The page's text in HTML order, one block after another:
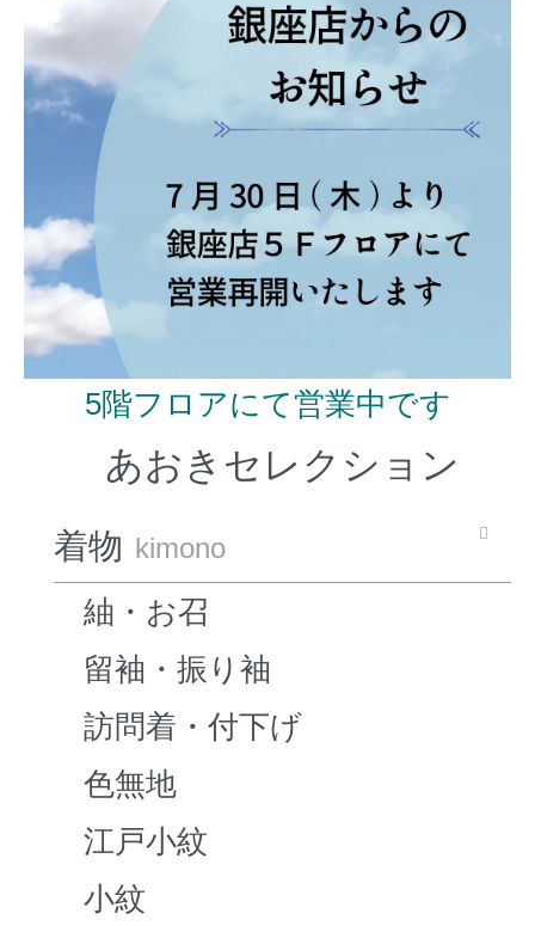
5階フロアにて営業中です
あおきセレクション
着物 kimono
紬・お召
留袖・振り袖
訪問着・付下げ
色無地
江戸小紋
小紋